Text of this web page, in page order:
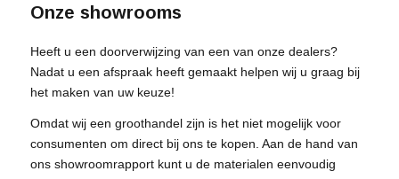
Onze showrooms
Heeft u een doorverwijzing van een van onze dealers?
Nadat u een afspraak heeft gemaakt helpen wij u graag bij
het maken van uw keuze!
Omdat wij een groothandel zijn is het niet mogelijk voor
consumenten om direct bij ons te kopen. Aan de hand van
ons showroomrapport kunt u de materialen eenvoudig